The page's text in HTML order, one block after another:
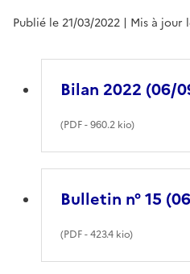
Publié le 21/03/2022 | Mis à jour
Bilan 2022 (06/
(PDF- 960.2 kio)
Bulletin n° 15
(PDF- 423.4 kio)